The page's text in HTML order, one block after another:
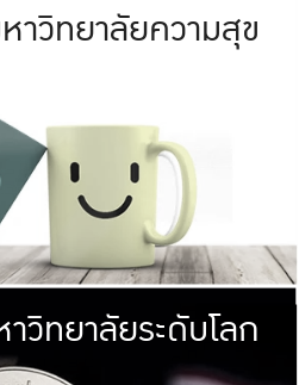
มหาวิทยาลัย
ให้กับประชาชน
าวิทยาลัยความสุข
มหาวิทยา
วิทยาลัยระดับโลก